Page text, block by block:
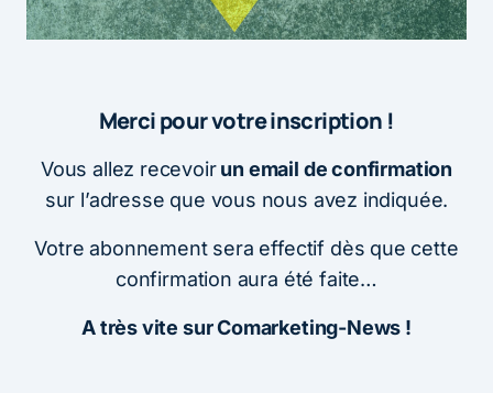
Merci pour votre inscription !
Vous allez recevoirun email de confirmation
sur l’adresse que vous nous avez indiquée.
Votre abonnement sera effectif dès que cette
confirmation aura été faite…
A très vite sur Comarketing-News !